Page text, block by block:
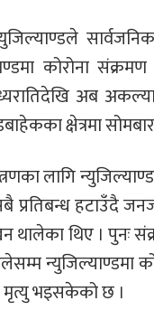
कोरोना
अब
क्षेत्रमा
लागि
प्रतिबन्ध हटाउँदै
थालेका थिए ।
मृत्यु भइसकेको छ ।